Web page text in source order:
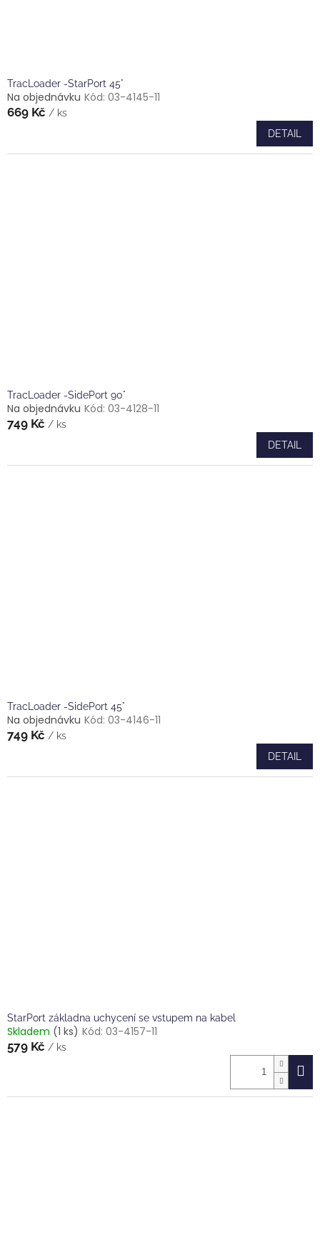
TracLoader -StarPort 45°
Na objednávku Kód: 03-4145-11
669 Kč / ks
DETAIL
TracLoader -SidePort 90°
Na objednávku Kód: 03-4128-11
749 Kč / ks
DETAIL
TracLoader -SidePort 45°
Na objednávku Kód: 03-4146-11
749 Kč / ks
DETAIL
StarPort základna uchycení se vstupem na kabel
Skladem (1 ks) Kód: 03-4157-11
579 Kč / ks